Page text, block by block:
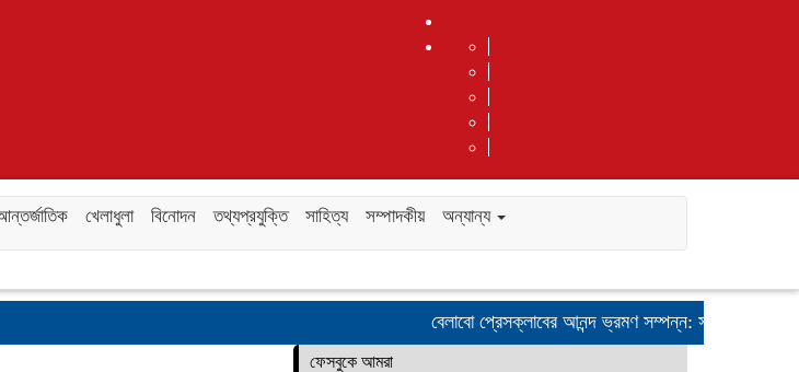
খেলাধুলা বিনোদন তথ্যপ্রযুক্তি সাহিত্য সম্পাদকীয় অন্যান্য
বেলাবো প্রেসক্লাবের আনন্দ ভ্রমণ সম্পন্ন: সাংবাদিকদের মিলনমেলা
ফেসবুকে আমরা